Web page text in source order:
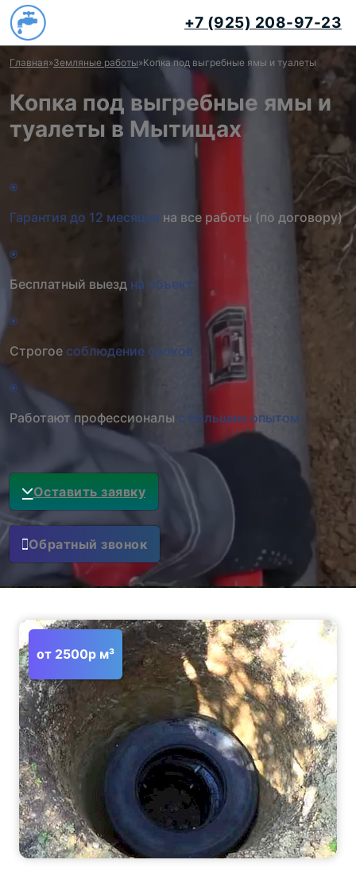
+7 (925) 208-97-23
Главная»Земляные работы»Копка под выгребные ямы и туалеты
Копка под выгребные ямы и
туалеты в Мытищах
Гарантия до 12 месяцев на все работы (по договору)
Бесплатный выезд на объект
Строгое соблюдение сроков
Работают профессионалы с большим опытом
Оставить заявку
Обратный звонок
от 2500р м³